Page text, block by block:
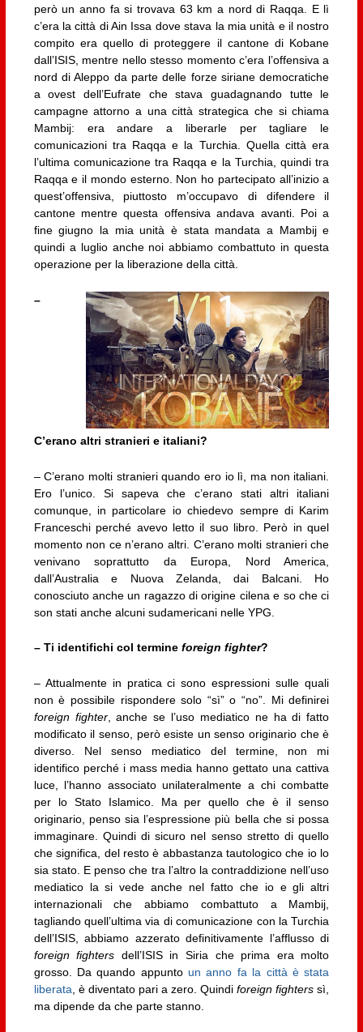
però un anno fa si trovava 63 km a nord di Raqqa. E lì
c’era la città di Ain Issa dove stava la mia unità e il nostro
compito era quello di proteggere il cantone di Kobane
dall’ISIS, mentre nello stesso momento c’era l’offensiva a
nord di Aleppo da parte delle forze siriane democratiche
a ovest dell’Eufrate che stava guadagnando tutte le
campagne attorno a una città strategica che si chiama
Mambij: era andare a liberarle per tagliare le
comunicazioni tra Raqqa e la Turchia. Quella città era
l’ultima comunicazione tra Raqqa e la Turchia, quindi tra
Raqqa e il mondo esterno. Non ho partecipato all’inizio a
quest’offensiva, piuttosto m’occupavo di difendere il
cantone mentre questa offensiva andava avanti. Poi a
fine giugno la mia unità è stata mandata a Mambij e
quindi a luglio anche noi abbiamo combattuto in questa
operazione per la liberazione della città.
–
C’erano altri stranieri e italiani?
– C’erano molti stranieri quando ero io lì, ma non italiani.
Ero l’unico. Si sapeva che c’erano stati altri italiani
comunque, in particolare io chiedevo sempre di Karim
Franceschi perché avevo letto il suo libro. Però in quel
momento non ce n’erano altri. C’erano molti stranieri che
venivano soprattutto da Europa, Nord America,
dall’Australia e Nuova Zelanda, dai Balcani. Ho
conosciuto anche un ragazzo di origine cilena e so che ci
son stati anche alcuni sudamericani nelle YPG.
– Ti identifichi col termine foreign fighter?
– Attualmente in pratica ci sono espressioni sulle quali
non è possibile rispondere solo “sì” o “no”. Mi definirei
foreign fighter, anche se l’uso mediatico ne ha di fatto
modificato il senso, però esiste un senso originario che è
diverso. Nel senso mediatico del termine, non mi
identifico perché i mass media hanno gettato una cattiva
luce, l’hanno associato unilateralmente a chi combatte
per lo Stato Islamico. Ma per quello che è il senso
originario, penso sia l’espressione più bella che si possa
immaginare. Quindi di sicuro nel senso stretto di quello
che significa, del resto è abbastanza tautologico che io lo
sia stato. E penso che tra l’altro la contraddizione nell’uso
mediatico la si vede anche nel fatto che io e gli altri
internazionali che abbiamo combattuto a Mambij,
tagliando quell’ultima via di comunicazione con la Turchia
dell’ISIS, abbiamo azzerato definitivamente l’afflusso di
foreign fighters dell’ISIS in Siria che prima era molto
grosso. Da quando appunto un anno fa la città è stata
liberata , è diventato pari a zero. Quindiforeign fighters sì,
ma dipende da che parte stanno.